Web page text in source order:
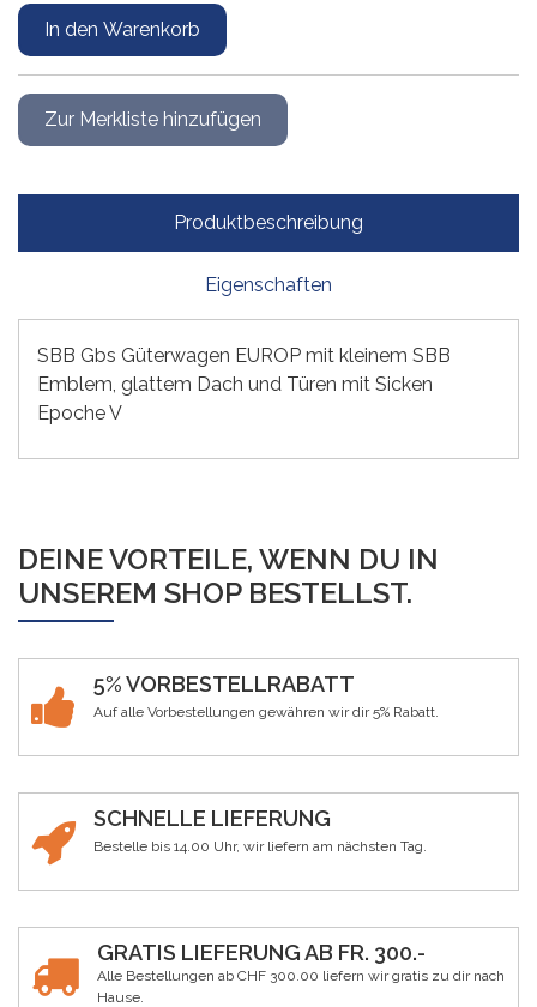
Produktbeschreibung
Eigenschaften
SBB Gbs Güterwagen EUROP mit kleinem SBB
Emblem, glattem Dach und Türen mit Sicken
Epoche V
DEINE VORTEILE, WENN DU IN
UNSEREM SHOP BESTELLST.
5% VORBESTELLRABATT
Auf alle Vorbestellungen gewähren wir dir 5% Rabatt.
SCHNELLE LIEFERUNG
Bestelle bis 14.00 Uhr, wir liefern am nächsten Tag.
GRATIS LIEFERUNG AB FR. 300.-
Alle Bestellungen ab CHF 300.00 liefern wir gratis zu dir nach
Hause.